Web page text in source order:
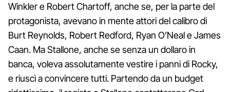
Winkler e Robert Chartoff, anche se, per la parte del
protagonista, avevano in mente attori del calibro di
Burt Reynolds, Robert Redford, Ryan O’Neal e James
Caan. Ma Stallone, anche se senza un dollaro in
banca, voleva assolutamente vestire i panni di Rocky,
e riuscì a convincere tutti. Partendo da un budget